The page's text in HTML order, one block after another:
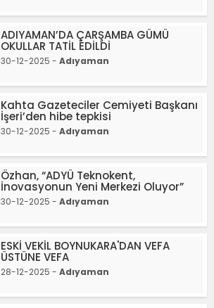
ADIYAMAN’DA ÇARŞAMBA GÜMÜ
OKULLAR TATİL EDİLDİ
30-12-2025 - Adıyaman
Kahta Gazeteciler Cemiyeti Başkanı
İşeri’den hibe tepkisi
30-12-2025 - Adıyaman
Özhan, “ADYÜ Teknokent,
İnovasyonun Yeni Merkezi Oluyor”
30-12-2025 - Adıyaman
ESKİ VEKİL BOYNUKARA'DAN VEFA
ÜSTÜNE VEFA
28-12-2025 - Adıyaman